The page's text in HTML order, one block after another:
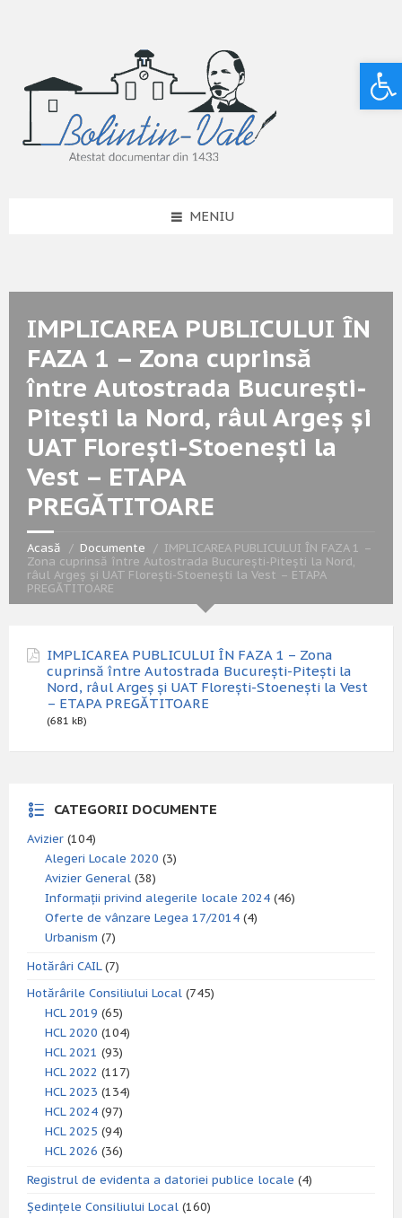
MENIU
IMPLICAREA PUBLICULUI ÎN
FAZA 1 – Zona cuprinsă
între Autostrada București-
Pitești la Nord, râul Argeș și
UAT Florești-Stoenești la
Vest – ETAPA
PREGĂTITOARE
Acasă Documente
IMPLICAREA PUBLICULUI ÎN FAZA 1 –
Zona cuprinsă între Autostrada București-Pitești la Nord,
râul Argeș și UAT Florești-Stoenești la Vest – ETAPA
PREGĂTITOARE
IMPLICAREA PUBLICULUI ÎN FAZA 1 – Zona
cuprinsă între Autostrada București-Pitești la
Nord, râul Argeș și UAT Florești-Stoenești la Vest
– ETAPA PREGĂTITOARE
(681 kB)
CATEGORII DOCUMENTE
Avizier (104)
Alegeri Locale 2020 (3)
Avizier General (38)
Informații privind alegerile locale 2024 (46)
Oferte de vânzare Legea 17/2014 (4)
Urbanism (7)
Hotărâri CAIL(7)
Hotărârile Consiliului Local (745)
HCL 2019 (65)
HCL 2020 (104)
HCL 2021 (93)
HCL 2022 (117)
HCL 2023 (134)
HCL 2024 (97)
HCL 2025 (94)
HCL 2026 (36)
Registrul de evidenta a datoriei publice locale (4)
Ședințele Consiliului Local (160)
Deschide bara de unelte